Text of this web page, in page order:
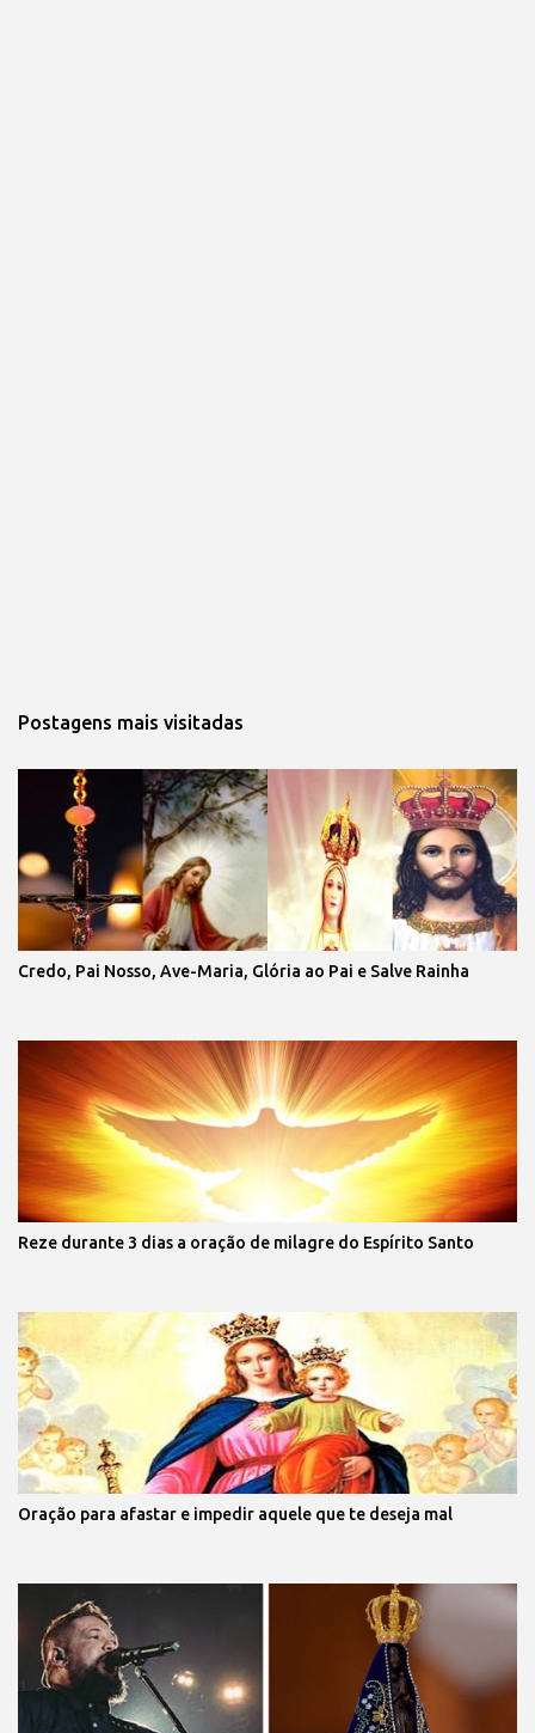
Postagens mais visitadas
Credo, Pai Nosso, Ave-Maria, Glória ao Pai e Salve Rainha
Reze durante 3 dias a oração de milagre do Espírito Santo
Oração para afastar e impedir aquele que te deseja mal